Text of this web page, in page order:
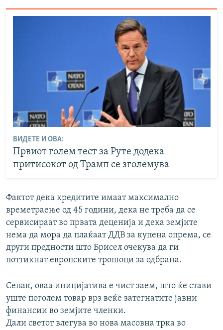
ВИДЕТЕ И ОВА:
Првиот голем тест за Руте додека
притисокот од Трамп се зголемува
Фактот дека кредитите имаат максимално
времетраење од 45 години, дека не треба да се
сервисираат во првата деценија и дека земјите
нема да мора да плаќаат ДДВ за купена опрема, се
други предности што Брисел очекува да ги
поттикнат европските трошоци за одбрана.
Сепак, оваа иницијатива е чист заем, што ќе стави
уште поголем товар врз веќе затегнатите јавни
финансии во земјите членки.
Дали светот влегува во нова масовна трка во